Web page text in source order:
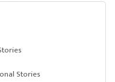
Stories